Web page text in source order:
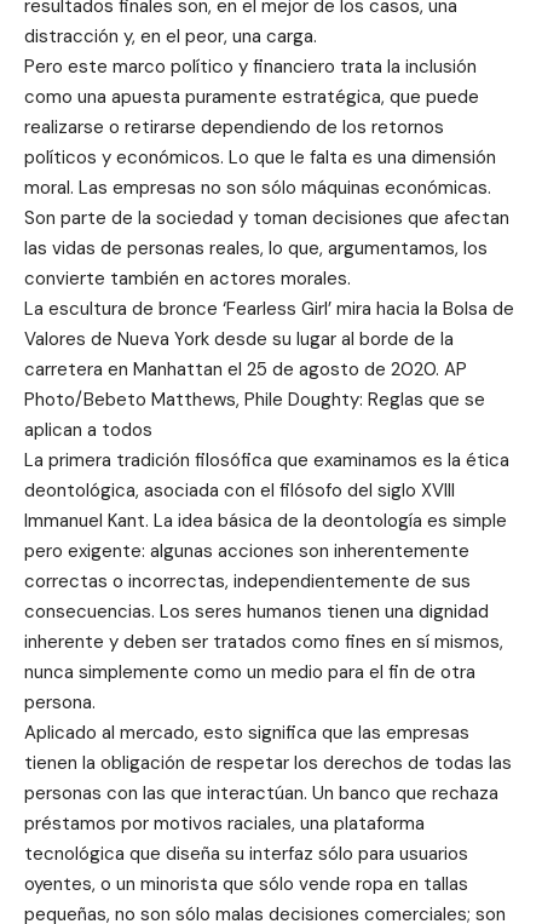
resultados finales son, en el mejor de los casos, una
distracción y, en el peor, una carga.
Pero este marco político y financiero trata la inclusión
como una apuesta puramente estratégica, que puede
realizarse o retirarse dependiendo de los retornos
políticos y económicos. Lo que le falta es una dimensión
moral. Las empresas no son sólo máquinas económicas.
Son parte de la sociedad y toman decisiones que afectan
las vidas de personas reales, lo que, argumentamos, los
convierte también en actores morales.
La escultura de bronce ‘Fearless Girl’ mira hacia la Bolsa de
Valores de Nueva York desde su lugar al borde de la
carretera en Manhattan el 25 de agosto de 2020. AP
Photo/Bebeto Matthews, Phile Doughty: Reglas que se
aplican a todos
La primera tradición filosófica que examinamos es la ética
deontológica, asociada con el filósofo del siglo XVIII
Immanuel Kant. La idea básica de la deontología es simple
pero exigente: algunas acciones son inherentemente
correctas o incorrectas, independientemente de sus
consecuencias. Los seres humanos tienen una dignidad
inherente y deben ser tratados como fines en sí mismos,
nunca simplemente como un medio para el fin de otra
persona.
Aplicado al mercado, esto significa que las empresas
tienen la obligación de respetar los derechos de todas las
personas con las que interactúan. Un banco que rechaza
préstamos por motivos raciales, una plataforma
tecnológica que diseña su interfaz sólo para usuarios
oyentes, o un minorista que sólo vende ropa en tallas
pequeñas, no son sólo malas decisiones comerciales; son